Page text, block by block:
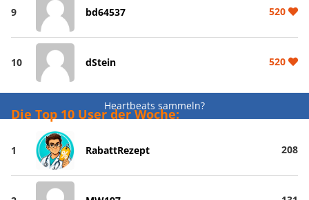
9 bd64537 520
10 dStein 520
Heartbeats sammeln?
Die Top 10 User der Woche:
1 RabattRezept 208